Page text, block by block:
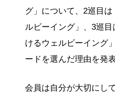
グ」について、2巡目
ルビーイング」、3巡
けるウェルビーイング
ードを選んだ理由を発
会員は自分が大切にし